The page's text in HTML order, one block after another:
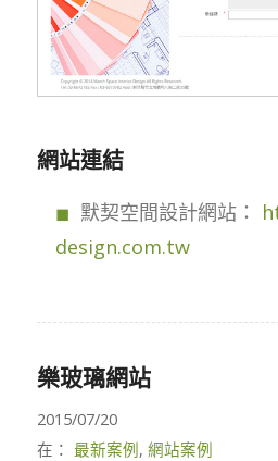
網站連結
默契空間設計網站：
design.com.tw
樂玻璃網站
2015/07/20
在： 最新案例, 網站案例